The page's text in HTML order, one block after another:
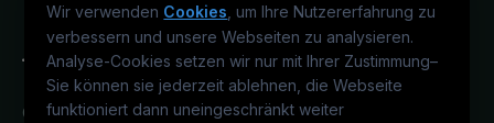
Wir verwenden Cookies , um Ihre Nutzererfahrung zu
verbessern und unsere Webseiten zu analysieren.
Analyse-Cookies setzen wir nur mit Ihrer Zustimmung–
Sie können sie jederzeit ablehnen, die Webseite
funktioniert dann uneingeschränkt weiter
Österreichs technisches Karriereportal.